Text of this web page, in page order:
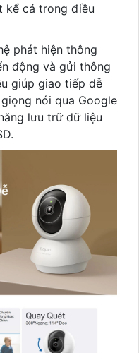
kể cả trong điều
phát hiện thông
động và gửi thông
giúp giao tiếp dễ
nói qua Google
lưu trữ dữ liệu